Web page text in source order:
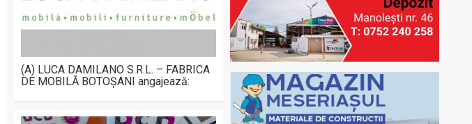
(A) LUCA DAMILANO S.R.L. – FABRICA
DE MOBILĂ BOTOȘANI angajează: